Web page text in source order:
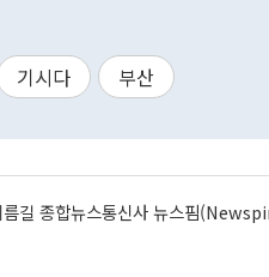
기시다 부산
길 종합뉴스통신사 뉴스핌